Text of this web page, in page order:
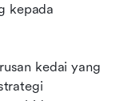
kepada
kedai yang